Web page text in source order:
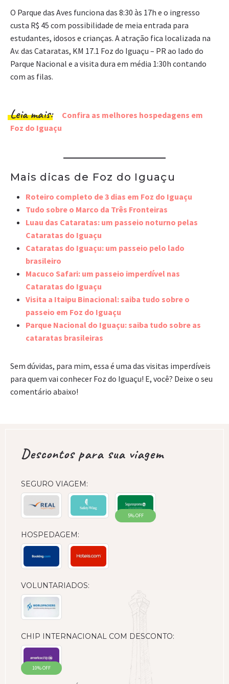
O Parque das Aves funciona das 8:30 às 17h e o ingresso
custa R$ 45 com possibilidade de meia entrada para
estudantes, idosos e crianças. A atração fica localizada na
Av. das Cataratas, KM 17.1 Foz do Iguaçu – PR ao lado do
Parque Nacional e a visita dura em média 1:30h contando
com as filas.
Leia mais:
Confira as melhores hospedagens em
Foz do Iguaçu
Mais dicas de Foz do Iguaçu
Roteiro completo de 3 dias em Foz do Iguaçu
Tudo sobre o Marco da Três Fronteiras
Luau das Cataratas: um passeio noturno pelas
Cataratas do Iguaçu
Cataratas do Iguaçu: um passeio pelo lado
brasileiro
Macuco Safari: um passeio imperdível nas
Cataratas do Iguaçu
Visita a Itaipu Binacional: saiba tudo sobre o
passeio em Foz do Iguaçu
Parque Nacional do Iguaçu: saiba tudo sobre as
cataratas brasileiras
Sem dúvidas, para mim, essa é uma das visitas imperdíveis
para quem vai conhecer Foz do Iguaçu! E, você? Deixe o seu
comentário abaixo!
Descontos para sua viagem
SEGURO VIAGEM:
5% OFF
HOSPEDAGEM:
VOLUNTARIADOS:
CHIP INTERNACIONAL COM DESCONTO:
10% OFF